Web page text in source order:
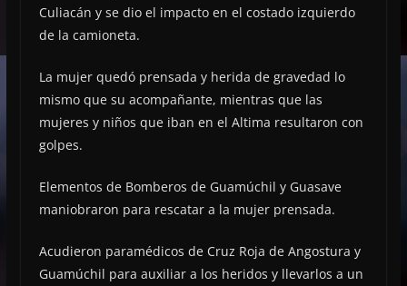
Culiacán y se dio el impacto en el costado izquierdo
de la camioneta.
La mujer quedó prensada y herida de gravedad lo
mismo que su acompañante, mientras que las
mujeres y niños que iban en el Altima resultaron con
golpes.
Elementos de Bomberos de Guamúchil y Guasave
maniobraron para rescatar a la mujer prensada.
Acudieron paramédicos de Cruz Roja de Angostura y
Guamúchil para auxiliar a los heridos y llevarlos a un